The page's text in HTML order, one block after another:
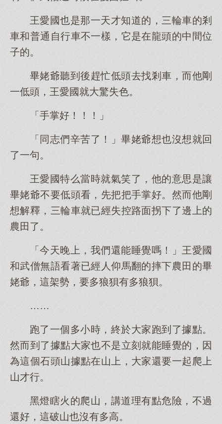
王愛國也是那一天才知道的，三輪車的剎
車和普通自行車不一樣，它是在龍頭的中間位
子的。
畢姥爺聽到後趕忙低頭去找剎車，而他剛
一低頭，王愛國就大驚失色。
「手掌好！！！」
「同志們辛苦了！」畢姥爺想也沒想就回
了一句。
王愛國特么當時就氣笑了，他的意思是讓
畢姥爺不要低頭看，先把把手掌好。然而他剛
想解釋，三輪車就已經失控路面拐下了邊上的
農田了。
「今天晚上，我們還能睡覺嗎！」王愛國
和武僧無語看著已經人仰馬翻的摔下農田的畢
姥爺，這架勢，要多狼狽有多狼狽。
……
跑了一個多小時，終於大家跑到了據點。
然而到了據點大家也不是立刻就能睡覺的，因
為這個石頭山據點在山上，大家還要一起爬上
山才行。
黑燈瞎火的爬山，講道理有點危險，不過
還好，這破山也沒有多高。